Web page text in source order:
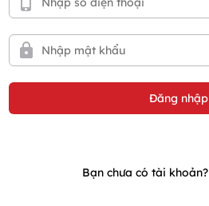
Bạn chưa có tài khoản?